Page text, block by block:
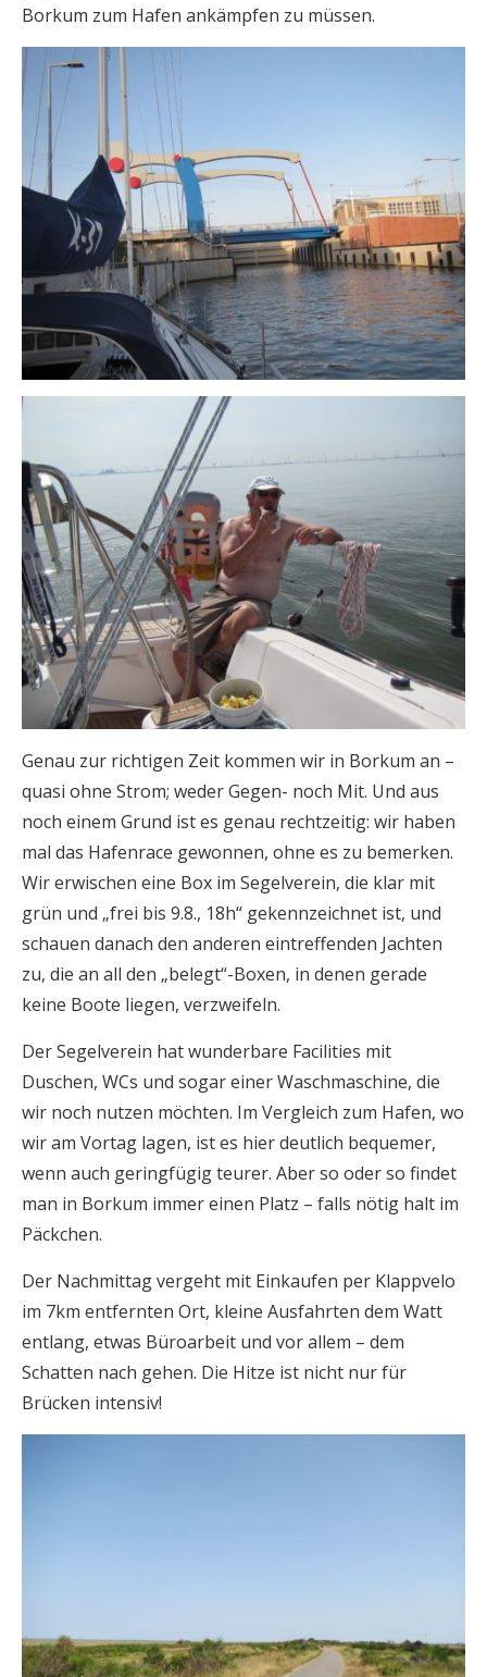
Borkum zum Hafen ankämpfen zu müssen.
Genau zur richtigen Zeit kommen wir in Borkum an –
quasi ohne Strom; weder Gegen- noch Mit. Und aus
noch einem Grund ist es genau rechtzeitig: wir haben
mal das Hafenrace gewonnen, ohne es zu bemerken.
Wir erwischen eine Box im Segelverein, die klar mit
grün und „frei bis 9.8., 18h“ gekennzeichnet ist, und
schauen danach den anderen eintreffenden Jachten
zu, die an all den „belegt“-Boxen, in denen gerade
keine Boote liegen, verzweifeln.
Der Segelverein hat wunderbare Facilities mit
Duschen, WCs und sogar einer Waschmaschine, die
wir noch nutzen möchten. Im Vergleich zum Hafen, wo
wir am Vortag lagen, ist es hier deutlich bequemer,
wenn auch geringfügig teurer. Aber so oder so findet
man in Borkum immer einen Platz – falls nötig halt im
Päckchen.
Der Nachmittag vergeht mit Einkaufen per Klappvelo
im 7km entfernten Ort, kleine Ausfahrten dem Watt
entlang, etwas Büroarbeit und vor allem – dem
Schatten nach gehen. Die Hitze ist nicht nur für
Brücken intensiv!